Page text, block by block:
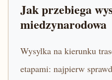
Jak przebiega
miedzynarodowa
Wysylka na kierunku
etapami: najpierw